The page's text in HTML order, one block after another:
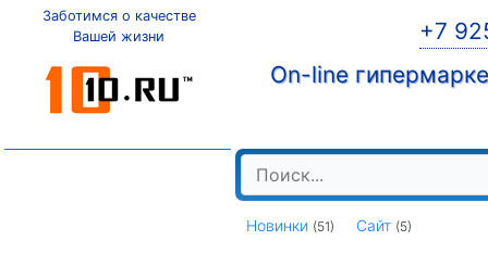
Заботимся о качестве
Вашей жизни
+7
On-line
Новинки (51) Сайт (5)